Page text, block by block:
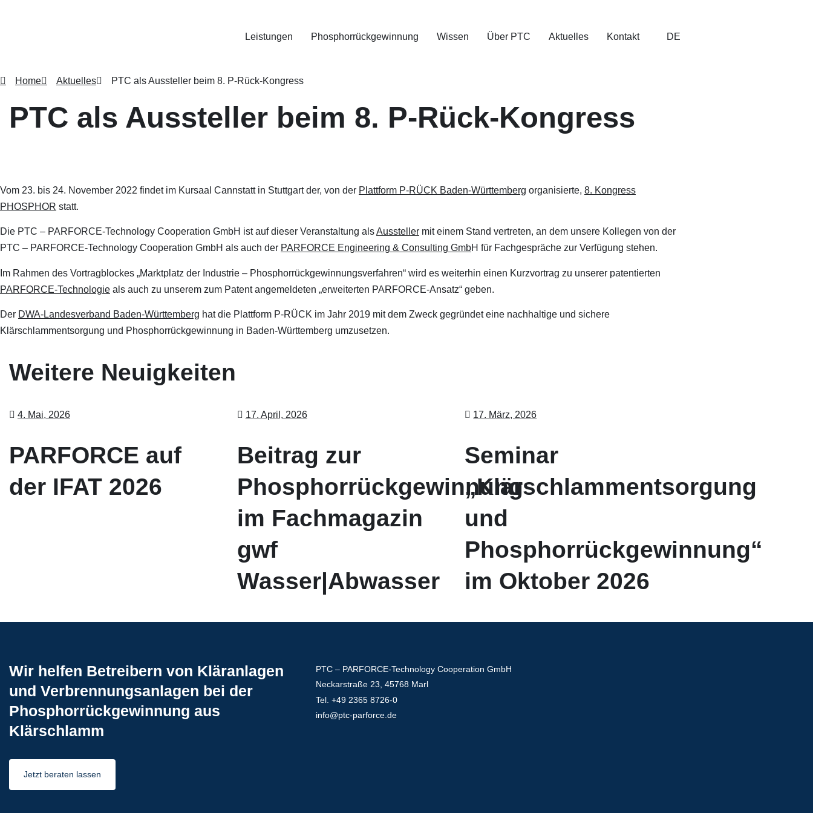
Leistungen Phosphorrückgewinnung Wissen Über PTC Aktuelles Kontakt DE
Home Aktuelles PTC als Aussteller beim 8. P-Rück-Kongress
PTC als Aussteller beim 8. P-Rück-Kongress
Vom 23. bis 24. November 2022 findet im Kursaal Cannstatt in Stuttgart der, von der Plattform P-RÜCK Baden-Württemberg organisierte, 8. Kongress
PHOSPHOR statt.
Die PTC – PARFORCE-Technology Cooperation GmbH ist auf dieser Veranstaltung alsAussteller mit einem Stand vertreten, an dem unsere Kollegen von der
PTC – PARFORCE-Technology Cooperation GmbH als auch der PARFORCE Engineering & Consulting GmbH für Fachgespräche zur Verfügung stehen.
Im Rahmen des Vortragblockes „Marktplatz der Industrie – Phosphorrückgewinnungsverfahren“ wird es weiterhin einen Kurzvortrag zu unserer patentierten
PARFORCE-Technologie als auch zu unserem zum Patent angemeldeten „erweiterten PARFORCE-Ansatz“ geben.
Der DWA-Landesverband Baden-Württemberg hat die Plattform P-RÜCK im Jahr 2019 mit dem Zweck gegründet eine nachhaltige und sichere
Klärschlammentsorgung und Phosphorrückgewinnung in Baden-Württemberg umzusetzen.
Weitere Neuigkeiten
4. Mai, 2026
PARFORCE auf
der IFAT 2026
17. April, 2026
Beitrag zur
Phosphorrückgewinnung
im Fachmagazin
gwf
Wasser|Abwasser
17. März, 2026
Seminar
„Klärschlammentsorgung
und
Phosphorrückgewinnung“
im Oktober 2026
Wir helfen Betreibern von Kläranlagen
und Verbrennungsanlagen bei der
Phosphorrückgewinnung aus
Klärschlamm
Jetzt beraten lassen
PTC – PARFORCE-Technology Cooperation GmbH
Neckarstraße 23, 45768 Marl
Tel. +49 2365 8726-0
info@ptc-parforce.de